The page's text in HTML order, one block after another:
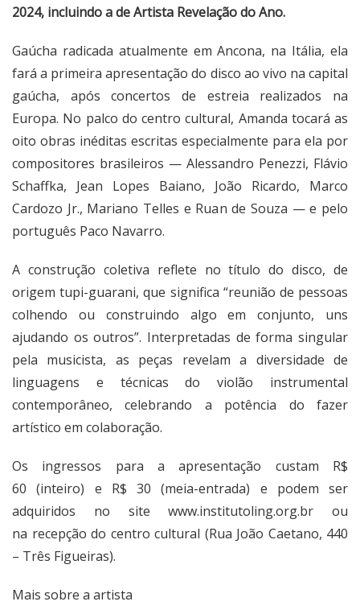
2024, incluindo a de Artista Revelação do Ano.
Gaúcha radicada atualmente em Ancona, na Itália, ela
fará a primeira apresentação do disco ao vivo na capital
gaúcha, após concertos de estreia realizados na
Europa. No palco do centro cultural, Amanda tocará as
oito obras inéditas escritas especialmente para ela por
compositores brasileiros — Alessandro Penezzi, Flávio
Schaffka, Jean Lopes Baiano, João Ricardo, Marco
Cardozo Jr., Mariano Telles e Ruan de Souza — e pelo
português Paco Navarro.
A construção coletiva reflete no título do disco, de
origem tupi-guarani, que significa “reunião de pessoas
colhendo ou construindo algo em conjunto, uns
ajudando os outros”. Interpretadas de forma singular
pela musicista, as peças revelam a diversidade de
linguagens e técnicas do violão instrumental
contemporâneo, celebrando a potência do fazer
artístico em colaboração.
Os ingressos para a apresentação custam R$
60 (inteiro) e R$ 30 (meia-entrada) e podem ser
adquiridos no sitewww.institutoling.org.br ou
na recepção do centro cultural (Rua João Caetano, 440
– Três Figueiras).
Mais sobre a artista